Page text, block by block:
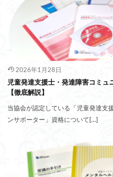
2026年1月28日
児童発達支援士・発達障害コミュ
【徹底解説】
当協会が認定している「児童発達支
ンサポーター」資格について[…]